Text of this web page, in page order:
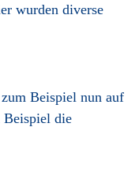
wurden diverse
Beispiel nun auf
Beispiel die